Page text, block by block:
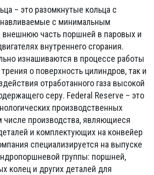
– это разомкнутые кольца с
с минимальным
внешнюю часть поршней в паровых и
внутреннего сгорания.
изнашиваются в процессе работы
о поверхность цилиндров, так и
отработанного газа высокой
серу. Federal Reserve – это
производственных
числе производства, являющиеся
и комплектующих на конвейер
специализируется на выпуске
группы: поршней,
колец и других деталей для